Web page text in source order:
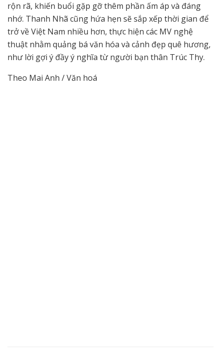
rộn rã, khiến buổi gặp gỡ thêm phần ấm áp và đáng
nhớ. Thanh Nhã cũng hứa hẹn sẽ sắp xếp thời gian để
trở về Việt Nam nhiều hơn, thực hiện các MV nghệ
thuật nhằm quảng bá văn hóa và cảnh đẹp quê hương,
như lời gợi ý đầy ý nghĩa từ người bạn thân Trúc Thy.
Theo Mai Anh / Văn hoá